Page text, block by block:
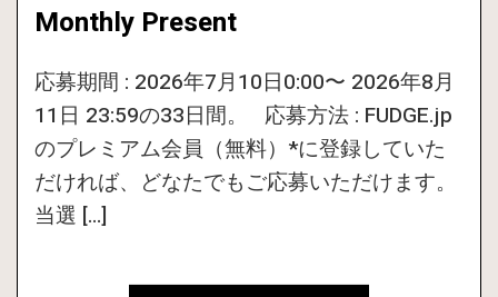
Monthly Present
応募期間 : 2026年7月10日0:00〜 2026年8月
11日 23:59の33日間。 応募方法 : FUDGE.jp
のプレミアム会員（無料）*に登録していた
だければ、どなたでもご応募いただけます。
当選 […]